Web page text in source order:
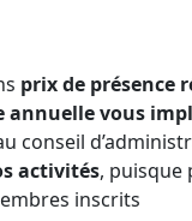
prix de présence
annuellevous
conseil
activités, puisque
inscrits